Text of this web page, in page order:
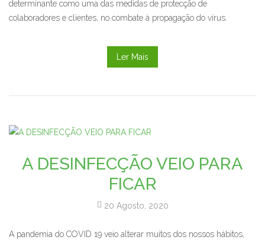
determinante como uma das medidas de protecção de
colaboradores e clientes, no combate à propagação do vírus.
Ler Mais
A DESINFECÇÃO VEIO PARA
FICAR
20 Agosto, 2020
A pandemia do COVID 19 veio alterar muitos dos nossos hábitos,